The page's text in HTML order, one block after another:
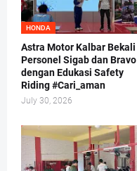
HONDA
Astra Motor Kalbar Bekali
Personel Sigab dan Bravo
dengan Edukasi Safety
Riding #Cari_aman
July 30, 2026